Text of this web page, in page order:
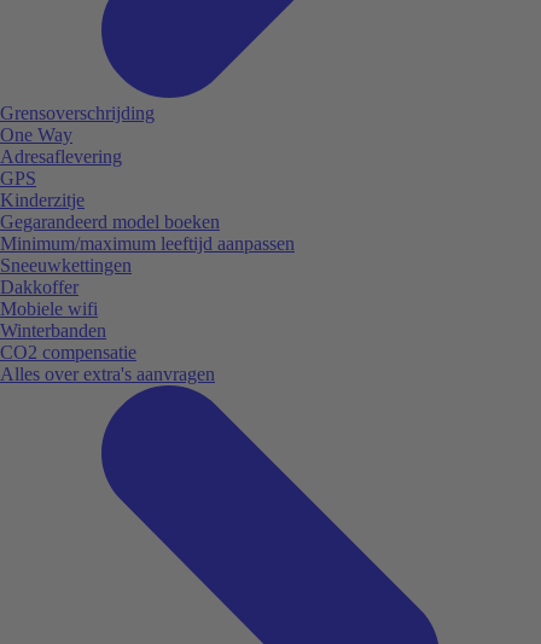
Grensoverschrijding
One Way
Adresaflevering
GPS
Kinderzitje
Gegarandeerd model boeken
Minimum/maximum leeftijd aanpassen
Sneeuwkettingen
Dakkoffer
Mobiele wifi
Winterbanden
CO2 compensatie
Alles over extra's aanvragen